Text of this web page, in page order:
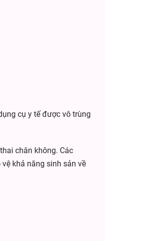
cụ y tế được vô trùng
chân không. Các
khả năng sinh sản về